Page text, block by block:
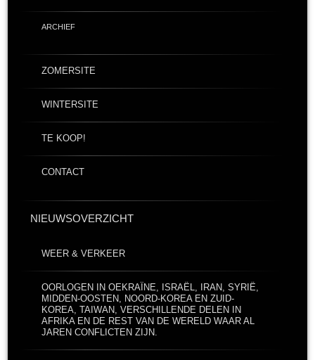
ARCHIEF
ZOMERSITE
WINTERSITE
TE KOOP!
CONTACT
NIEUWSOVERZICHT
WEER & VERKEER
OORLOGEN IN OEKRAÏNE, ISRAËL, IRAN, SYRIË,
MIDDEN-OOSTEN, NOORD-KOREA EN ZUID-
KOREA, TAIWAN, VERSCHILLENDE DELEN IN
AFRIKA EN DE REST VAN DE WERELD WAAR AL
JAREN CONFLICTEN ZIJN.